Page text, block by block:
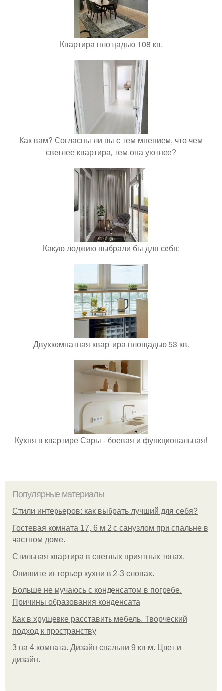
Квартира площадью 108 кв.
Как вам? Согласны ли вы с тем мнением, что чем
светлее квартира, тем она уютнее?
Какую лоджию выбрали бы для себя:
Двухкомнатная квартира площадью 53 кв.
Кухня в квартире Сары - боевая и функциональная!
Популярные материалы
Стили интерьеров: как выбрать лучший для себя?
Гостевая комната 17, 6 м 2 с санузлом при спальне в
частном доме.
Стильная квартира в светлых приятных тонах.
Опишите интерьер кухни в 2-3 словах.
Больше не мучаюсь с конденсатом в погребе.
Причины образования конденсата
Как в хрущевке расставить мебель. Творческий
подход к пространству
3 на 4 комната. Дизайн спальни 9 кв м. Цвет и
дизайн.